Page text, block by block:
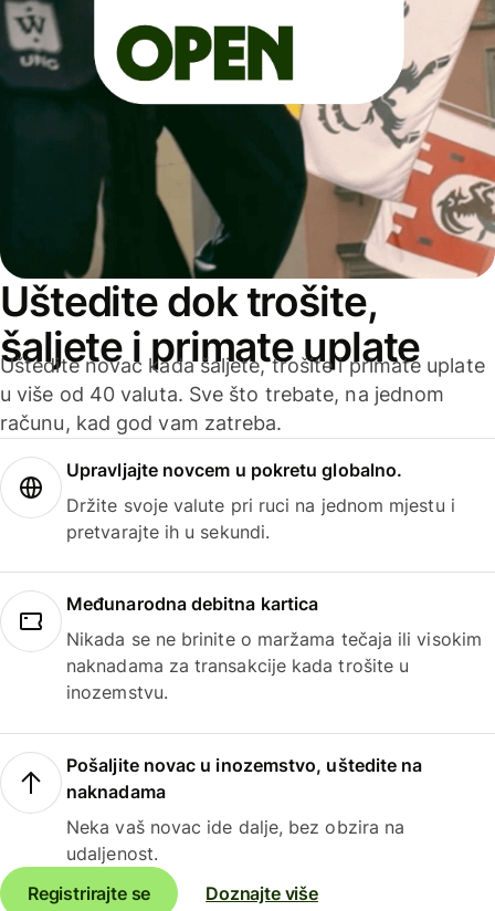
Uštedite dok trošite,
šaljete i primate uplate
Uštedite novac kada šaljete, trošite i primate uplate
u više od 40 valuta. Sve što trebate, na jednom
računu, kad god vam zatreba.
Upravljajte novcem u pokretu globalno.
Držite svoje valute pri ruci na jednom mjestu i
pretvarajte ih u sekundi.
Međunarodna debitna kartica
Nikada se ne brinite o maržama tečaja ili visokim
naknadama za transakcije kada trošite u
inozemstvu.
Pošaljite novac u inozemstvo, uštedite na
naknadama
Neka vaš novac ide dalje, bez obzira na
udaljenost.
Registrirajte se
Doznajte više